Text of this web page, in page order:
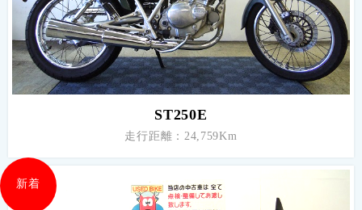
ST250E
走行距離：24,759Km
新着